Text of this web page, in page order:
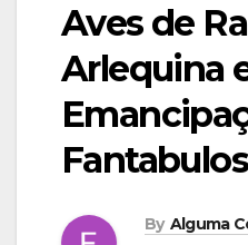
Aves de
Arlequina
By Alguma